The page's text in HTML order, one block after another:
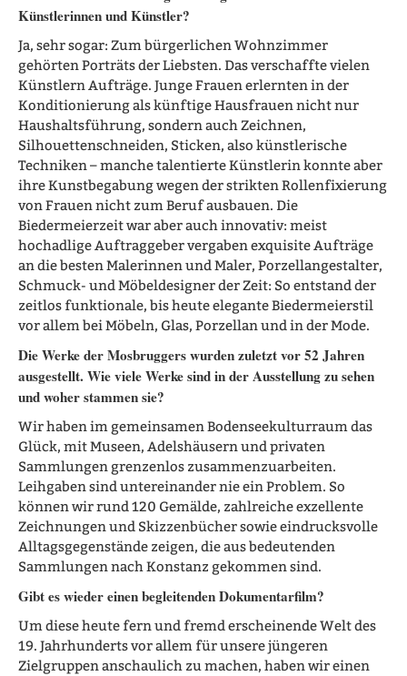
Künstlerinnen und Künstler?
Ja, sehr sogar: Zum bürgerlichen Wohnzimmer
gehörten Porträts der Liebsten. Das verschaffte vielen
Künstlern Aufträge. Junge Frauen erlernten in der
Konditionierung als künftige Hausfrauen nicht nur
Haushaltsführung, sondern auch Zeichnen,
Silhouettenschneiden, Sticken, also künstlerische
Techniken – manche talentierte Künstlerin konnte aber
ihre Kunstbegabung wegen der strikten Rollenfixierung
von Frauen nicht zum Beruf ausbauen. Die
Biedermeierzeit war aber auch innovativ: meist
hochadlige Auftraggeber vergaben exquisite Aufträge
an die besten Malerinnen und Maler, Porzellangestalter,
Schmuck- und Möbeldesigner der Zeit: So entstand der
zeitlos funktionale, bis heute elegante Biedermeierstil
vor allem bei Möbeln, Glas, Porzellan und in der Mode.
Die Werke der Mosbruggers wurden zuletzt vor 52 Jahren
ausgestellt. Wie viele Werke sind in der Ausstellung zu sehen
und woher stammen sie?
Wir haben im gemeinsamen Bodenseekulturraum das
Glück, mit Museen, Adelshäusern und privaten
Sammlungen grenzenlos zusammenzuarbeiten.
Leihgaben sind untereinander nie ein Problem. So
können wir rund 120 Gemälde, zahlreiche exzellente
Zeichnungen und Skizzenbücher sowie eindrucksvolle
Alltagsgegenstände zeigen, die aus bedeutenden
Sammlungen nach Konstanz gekommen sind.
Gibt es wieder einen begleitenden Dokumentarfilm?
Um diese heute fern und fremd erscheinende Welt des
19. Jahrhunderts vor allem für unsere jüngeren
Zielgruppen anschaulich zu machen, haben wir einen